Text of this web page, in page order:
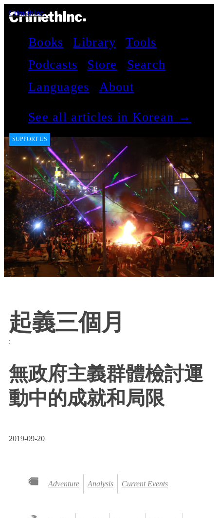
CrimethInc.
Books Library
Tools
Podcasts
Store
Search
Languages
About
See all articles in Korean →
SUPPORT US
起義三個月
:
無政府主義群體檢討運
動中的成就和局限
2019-09-20
Adventure Analysis Current Events